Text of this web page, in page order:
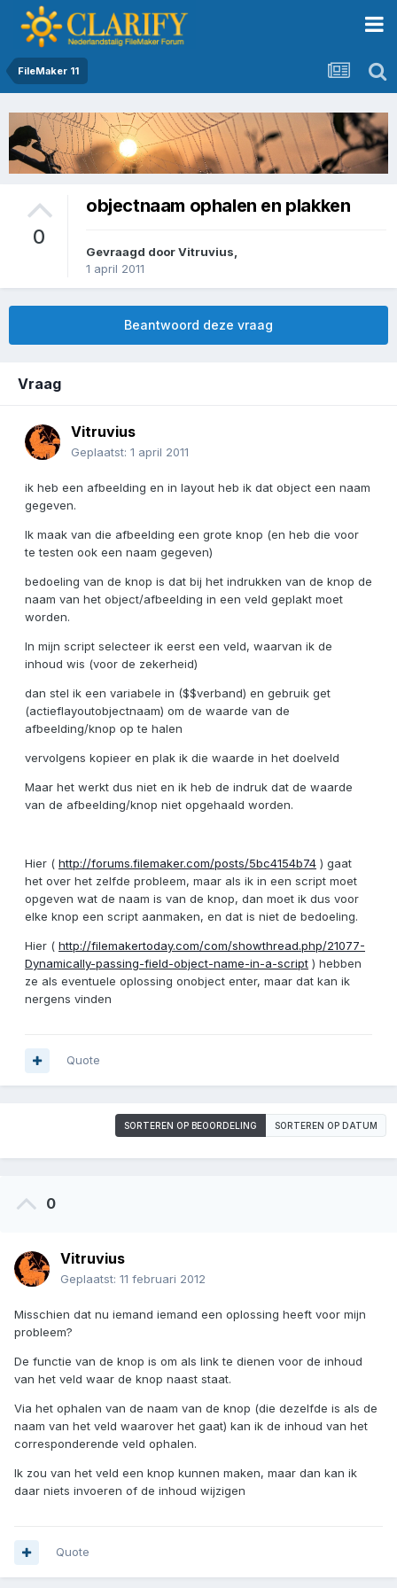
FileMaker 11
0
objectnaam ophalen en plakken
Gevraagd doorVitruvius
1 april 2011
Beantwoord deze vraag
Vraag
Vitruvius
Geplaatst: 1 april 2011
ik heb een afbeelding en in layout heb ik dat object een naam
gegeven.
Ik maak van die afbeelding een grote knop (en heb die voor
te testen ook een naam gegeven)
bedoeling van de knop is dat bij het indrukken van de knop de
naam van het object/afbeelding in een veld geplakt moet
worden.
In mijn script selecteer ik eerst een veld, waarvan ik de
inhoud wis (voor de zekerheid)
dan stel ik een variabele in ($$verband) en gebruik get
(actieflayoutobjectnaam) om de waarde van de
afbeelding/knop op te halen
vervolgens kopieer en plak ik die waarde in het doelveld
Maar het werkt dus niet en ik heb de indruk dat de waarde
van de afbeelding/knop niet opgehaald worden.
Hier ( http://forums.filemaker.com/posts/5bc4154b74 ) gaat
het over het zelfde probleem, maar als ik in een script moet
opgeven wat de naam is van de knop, dan moet ik dus voor
elke knop een script aanmaken, en dat is niet de bedoeling.
Hier ( http://filemakertoday.com/com/showthread.php/21077-
Dynamically-passing-field-object-name-in-a-script ) hebben
ze als eventuele oplossing onobject enter, maar dat kan ik
nergens vinden
Quote
SORTEREN OP BEOORDELING SORTEREN OP DATUM
0
Vitruvius
Geplaatst: 11 februari 2012
Misschien dat nu iemand iemand een oplossing heeft voor mijn
probleem?
De functie van de knop is om als link te dienen voor de inhoud
van het veld waar de knop naast staat.
Via het ophalen van de naam van de knop (die dezelfde is als de
naam van het veld waarover het gaat) kan ik de inhoud van het
corresponderende veld ophalen.
Ik zou van het veld een knop kunnen maken, maar dan kan ik
daar niets invoeren of de inhoud wijzigen
Quote